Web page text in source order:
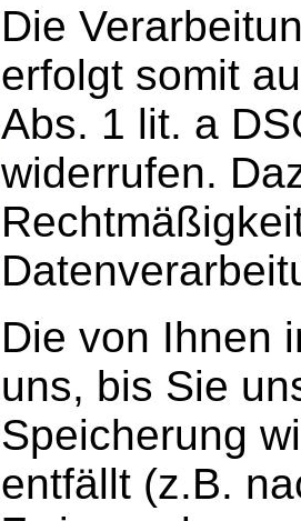
Die
erfolgt somit
Abs. 1 lit. a
widerrufen.
Die von Ihnen
uns, bis Sie
Speicherung
entfällt (z.B.